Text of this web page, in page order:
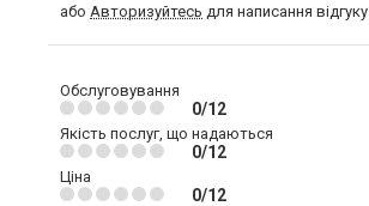
або Авторизуйтесь для написання відгуку
Обслуговування
0/12
Якість послуг, що надаються
0/12
Ціна
0/12